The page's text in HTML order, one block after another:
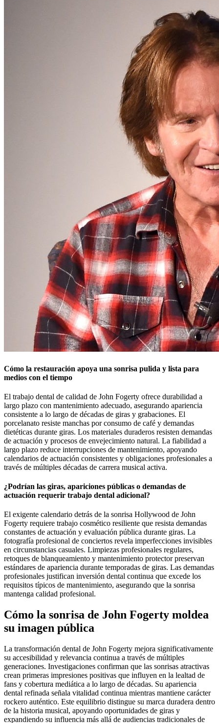
Cómo la restauración apoya una sonrisa pulida y lista para
medios con el tiempo
El trabajo dental de calidad de John Fogerty ofrece durabilidad a
largo plazo con mantenimiento adecuado, asegurando apariencia
consistente a lo largo de décadas de giras y grabaciones. El
porcelanato resiste manchas por consumo de café y demandas
dietéticas durante giras. Los materiales duraderos resisten demandas
de actuación y procesos de envejecimiento natural. La fiabilidad a
largo plazo reduce interrupciones de mantenimiento, apoyando
calendarios de actuación consistentes y obligaciones profesionales a
través de múltiples décadas de carrera musical activa.
¿Podrían las giras, apariciones públicas o demandas de
actuación requerir trabajo dental adicional?
El exigente calendario detrás de la sonrisa Hollywood de John
Fogerty requiere trabajo cosmético resiliente que resista demandas
constantes de actuación y evaluación pública durante giras. La
fotografía profesional de conciertos revela imperfecciones invisibles
en circunstancias casuales. Limpiezas profesionales regulares,
retoques de blanqueamiento y mantenimiento protector preservan
estándares de apariencia durante temporadas de giras. Las demandas
profesionales justifican inversión dental continua que excede los
requisitos típicos de mantenimiento, asegurando que la sonrisa
mantenga calidad profesional.
Cómo la sonrisa de John Fogerty moldea
su imagen pública
La transformación dental de John Fogerty mejora significativamente
su accesibilidad y relevancia continua a través de múltiples
generaciones. Investigaciones confirman que las sonrisas atractivas
crean primeras impresiones positivas que influyen en la lealtad de
fans y cobertura mediática a lo largo de décadas. Su apariencia
dental refinada señala vitalidad continua mientras mantiene carácter
rockero auténtico. Este equilibrio distingue su marca duradera dentro
de la historia musical, apoyando oportunidades de giras y
expandiendo su influencia más allá de audiencias tradicionales de